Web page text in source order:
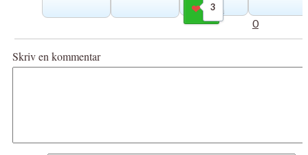
3
Gilla
0
Skriv en kommentar